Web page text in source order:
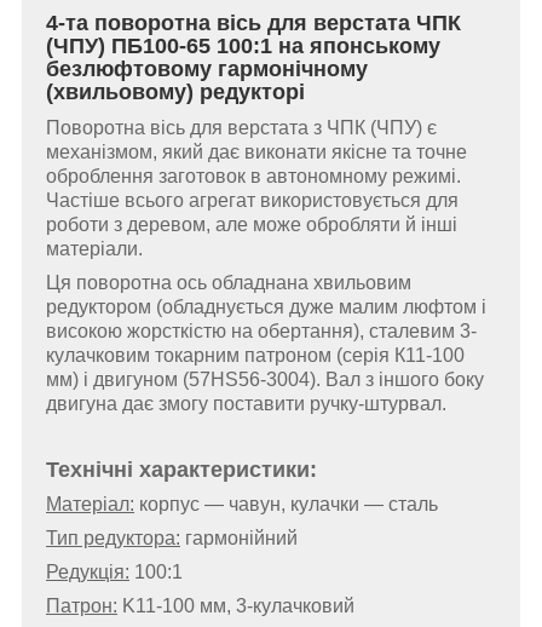
4-та поворотна вісь для верстата ЧПК
(ЧПУ) ПБ100-65 100:1 на японському
безлюфтовому гармонічному
(хвильовому) редукторі
Поворотна вісь для верстата з ЧПК (ЧПУ) є
механізмом, який дає виконати якісне та точне
оброблення заготовок в автономному режимі.
Частіше всього агрегат використовується для
роботи з деревом, але може обробляти й інші
матеріали.
Ця поворотна ось обладнана хвильовим
редуктором (обладнується дуже малим люфтом і
високою жорсткістю на обертання), сталевим 3-
кулачковим токарним патроном (серія К11-100
мм) і двигуном (57HS56-3004). Вал з іншого боку
двигуна дає змогу поставити ручку-штурвал.
Технічні характеристики:
Матеріал: корпус — чавун, кулачки — сталь
Тип редуктора: гармонійний
Редукція: 100:1
Патрон: K11-100 мм, 3-кулачковий